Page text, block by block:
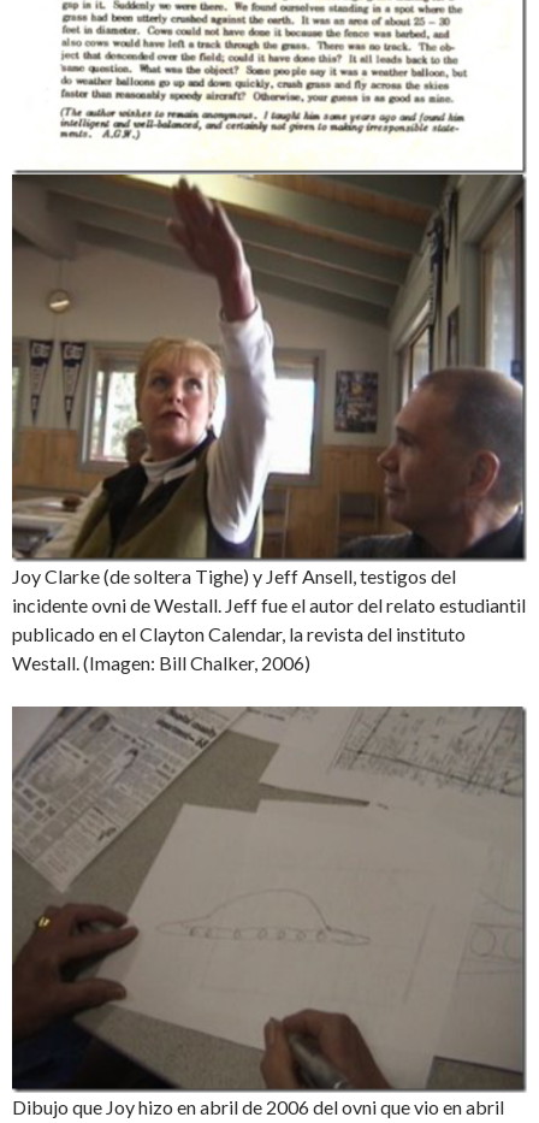
Joy Clarke (de soltera Tighe) y Jeff Ansell, testigos del
incidente ovni de Westall. Jeff fue el autor del relato estudiantil
publicado en el Clayton Calendar, la revista del instituto
Westall. (Imagen: Bill Chalker, 2006)
Dibujo que Joy hizo en abril de 2006 del ovni que vio en abril